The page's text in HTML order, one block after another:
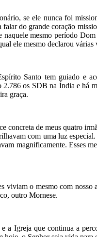
se ele nunca foi
do grande coração
mesmo período
ele mesmo declarou
Santo tem guiado e
os SDB na Índia e há
graça.
concreta de meus quatro
com uma luz
magnificamente. Esses
viviam o mesmo com
outro Mornese.
Igreja que continua a